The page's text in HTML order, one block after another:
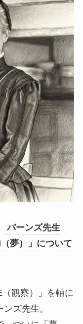
バーンズ先生
夢）」について
観察）」を軸に
ズ先生。